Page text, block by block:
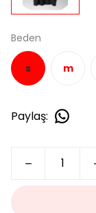
Beden
s m
Paylaş: